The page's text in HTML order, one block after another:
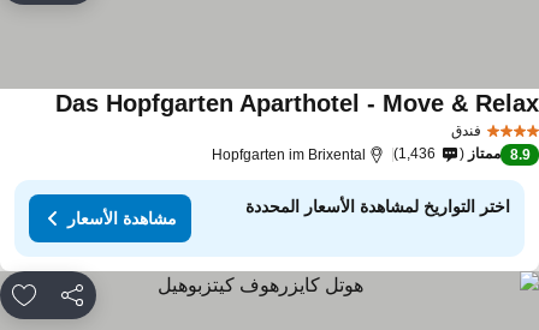
فندق
Das Hopfgarten Aparthotel - Move &مشاهدة
8.9 ممتاز 1,436
Hopfgarten im Brixental
اختر التواريخ لمشاهدة الأسعار المحددة
مشاهدة الأسعار
مشاركة